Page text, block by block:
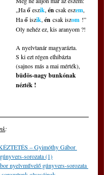
„Ha ő eszik, én csak eszem,
Ha ő iszik, én csak iszom !”
Oly nehéz ez, kis aranyom ?!
A nyelvtanár magyarázta.
S ki ezt régen elhibázta
(sajnos más a mai mérték),
büdös-nagy bunkónak
nézték !
:
– Gyimóthy Gábor
sorozata (1)
nyelvművelő gúnyvers-sorozata